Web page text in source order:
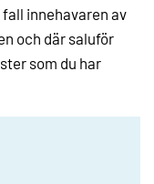
innehavaren av
och där saluför
som du har